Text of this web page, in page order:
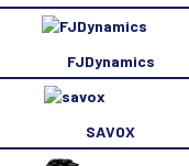
FJDynamics
SAVOX